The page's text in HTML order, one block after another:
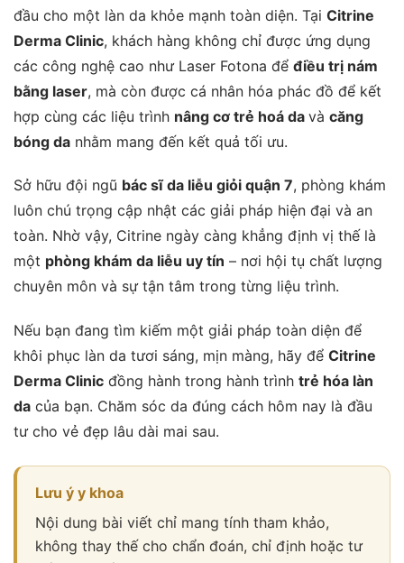
đầu cho một làn da khỏe mạnh toàn diện. Tại Citrine
Derma Clinic, khách hàng không chỉ được ứng dụng
các công nghệ cao như Laser Fotona để điều trị nám
bằng laser, mà còn được cá nhân hóa phác đồ để kết
hợp cùng các liệu trình nâng cơ trẻ hoá da và căng
bóng da nhằm mang đến kết quả tối ưu.
Sở hữu đội ngũ bác sĩ da liễu giỏi quận 7, phòng khám
luôn chú trọng cập nhật các giải pháp hiện đại và an
toàn. Nhờ vậy, Citrine ngày càng khẳng định vị thế là
một phòng khám da liễu uy tín – nơi hội tụ chất lượng
chuyên môn và sự tận tâm trong từng liệu trình.
Nếu bạn đang tìm kiếm một giải pháp toàn diện để
khôi phục làn da tươi sáng, mịn màng, hãy để Citrine
Derma Clinic đồng hành trong hành trình trẻ hóa làn
da của bạn. Chăm sóc da đúng cách hôm nay là đầu
tư cho vẻ đẹp lâu dài mai sau.
Lưu ý y khoa
Nội dung bài viết chỉ mang tính tham khảo,
không thay thế cho chẩn đoán, chỉ định hoặc tư